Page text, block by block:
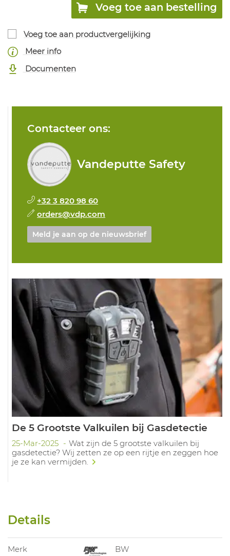
Voeg toe aan bestelling
Voeg toe aan productvergelijking
Meer info
Documenten
Contacteer ons:
Vandeputte Safety
+32 3 820 98 60
orders@vdp.com
Meld je aan op de nieuwsbrief
De 5 Grootste Valkuilen bij Gasdetectie
25-Mar-2025
Wat zijn de 5 grootste valkuilen bij
gasdetectie? Wij zetten ze op een rijtje en zeggen hoe
je ze kan vermijden.
Details
Merk BW